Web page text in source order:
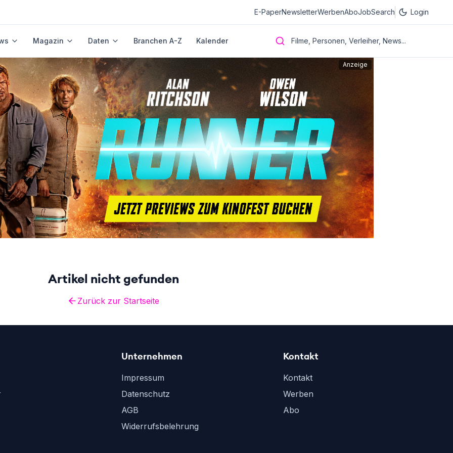
E-PaperNewsletterWerbenAboJobSearch Login
Magazin Daten Branchen A-Z Kalender Filme, Personen, Verleiher, News...
Anzeige
Artikel nicht gefunden
Zurück zur Startseite
Unternehmen
Impressum
Datenschutz
AGB
Widerrufsbelehrung
Kontakt
Kontakt
Werben
Abo